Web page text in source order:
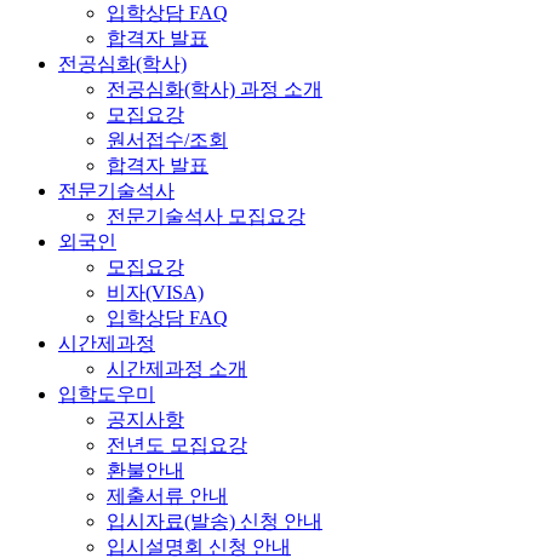
입학상담 FAQ
합격자 발표
전공심화(학사)
전공심화(학사) 과정 소개
모집요강
원서접수/조회
합격자 발표
전문기술석사
전문기술석사 모집요강
외국인
모집요강
비자(VISA)
입학상담 FAQ
시간제과정
시간제과정 소개
입학도우미
공지사항
전년도 모집요강
환불안내
제출서류 안내
입시자료(발송) 신청 안내
입시설명회 신청 안내